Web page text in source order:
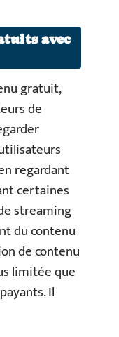
avec
gratuit,
de
regardant
certaines
streaming
du contenu
de contenu
limitée que
Il